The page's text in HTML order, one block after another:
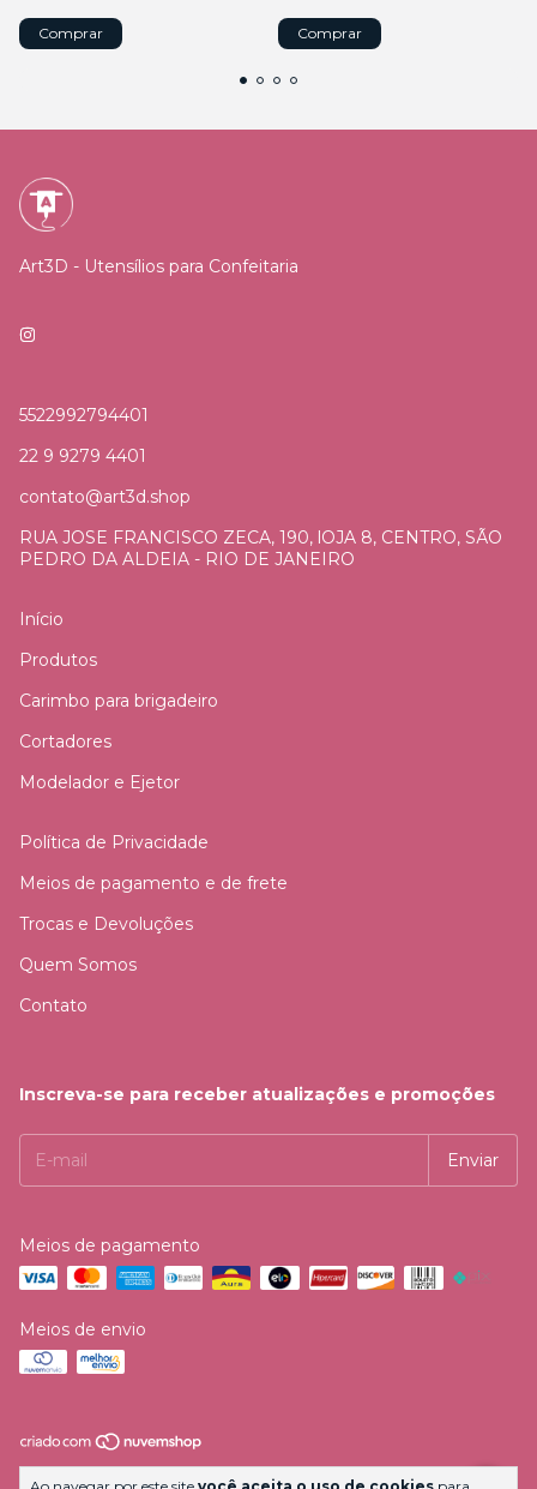
Art3D - Utensílios para Confeitaria
5522992794401
22 9 9279 4401
contato@art3d.shop
RUA JOSE FRANCISCO ZECA, 190, lOJA 8, CENTRO, SÃO
PEDRO DA ALDEIA - RIO DE JANEIRO
Início
Produtos
Carimbo para brigadeiro
Cortadores
Modelador e Ejetor
Política de Privacidade
Meios de pagamento e de frete
Trocas e Devoluções
Quem Somos
Contato
Inscreva-se para receber atualizações e promoções
Meios de pagamento
Meios de envio
Copyright ART3D PRODUTOS CRIATIVOS E M4IS LTDA -